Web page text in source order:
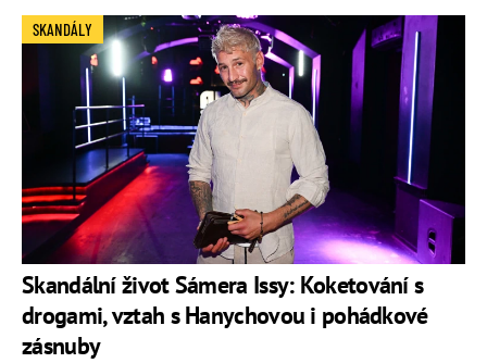
Skandální život Sámera Issy: Koketování s
drogami, vztah s Hanychovou i pohádkové
zásnuby
SKANDÁLY